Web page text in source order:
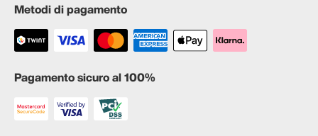
Metodi di pagamento
Pagamento sicuro al 100%